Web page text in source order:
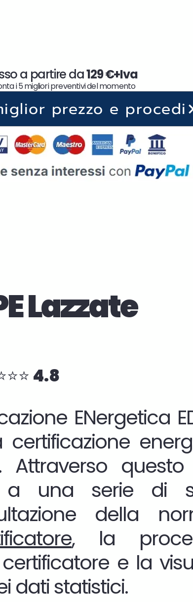
prezzo e procedi
a partire da129 €+Iva
i 5 migliori preventivi del momento
Lazzate
4.8
ENergetica
Attraverso
a una serie di
della
, la
e la
dati statistici.